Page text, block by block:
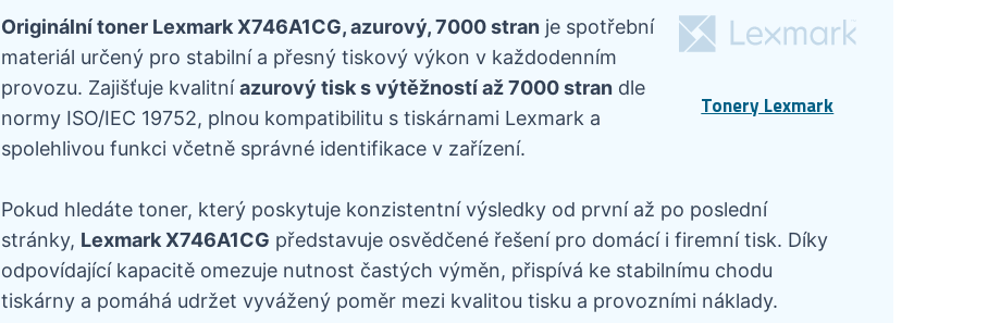
Tonery Lexmark
Originální toner Lexmark X746A1CG, azurový, 7000 stran je spotřební
materiál určený pro stabilní a přesný tiskový výkon v každodenním
provozu. Zajišťuje kvalitníazurový tisk s výtěžností až 7000 stran dle
normy ISO/IEC 19752, plnou kompatibilitu s tiskárnami Lexmark a
spolehlivou funkci včetně správné identifikace v zařízení.
Pokud hledáte toner, který poskytuje konzistentní výsledky od první až po poslední
stránky, Lexmark X746A1CG představuje osvědčené řešení pro domácí i firemní tisk. Díky
odpovídající kapacitě omezuje nutnost častých výměn, přispívá ke stabilnímu chodu
tiskárny a pomáhá udržet vyvážený poměr mezi kvalitou tisku a provozními náklady.